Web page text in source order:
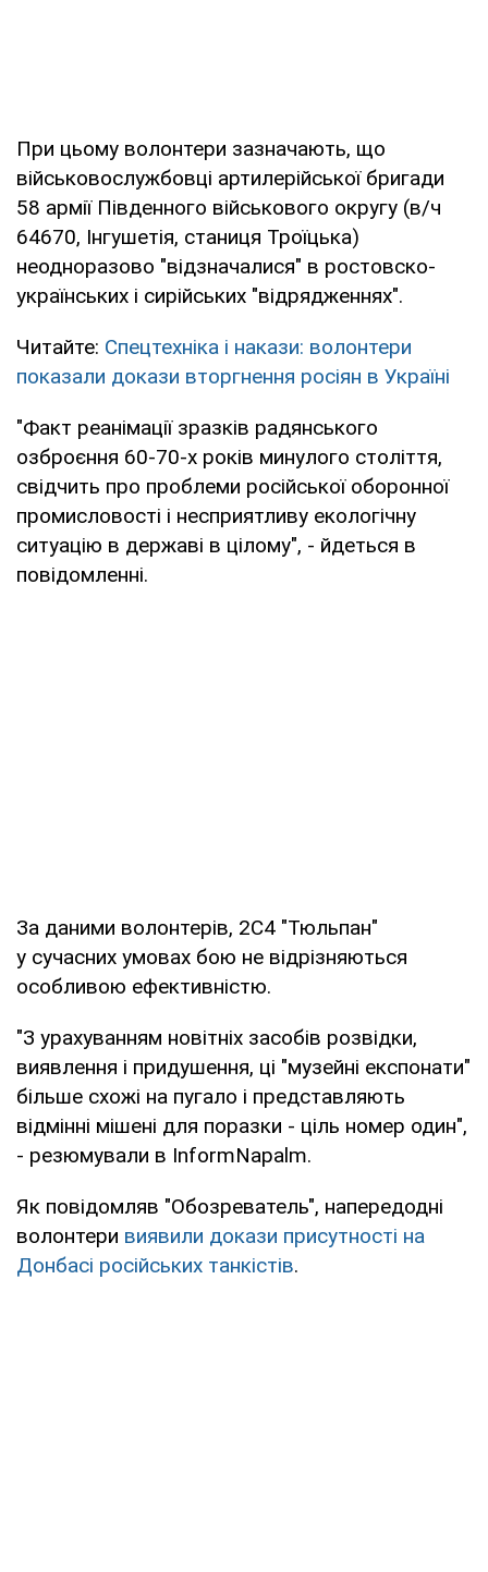
При цьому волонтери зазначають, що
військовослужбовці артилерійської бригади
58 армії Південного військового округу (в/ч
64670, Інгушетія, станиця Троїцька)
неодноразово "відзначалися" в ростовско-
українських і сирійських "відрядженнях".
Читайте: Спецтехніка і накази: волонтери
показали докази вторгнення росіян в Україні
"Факт реанімації зразків радянського
озброєння 60-70-х років минулого століття,
свідчить про проблеми російської оборонної
промисловості і несприятливу екологічну
ситуацію в державі в цілому", - йдеться в
повідомленні.
За даними волонтерів, 2С4 "Тюльпан"
у сучасних умовах бою не відрізняються
особливою ефективністю.
"З урахуванням новітніх засобів розвідки,
виявлення і придушення, ці "музейні експонати"
більше схожі на пугало і представляють
відмінні мішені для поразки - ціль номер один",
- резюмували в InformNapalm.
Як повідомляв "Обозреватель", напередодні
волонтери виявили докази присутності на
Донбасі російських танкістів.